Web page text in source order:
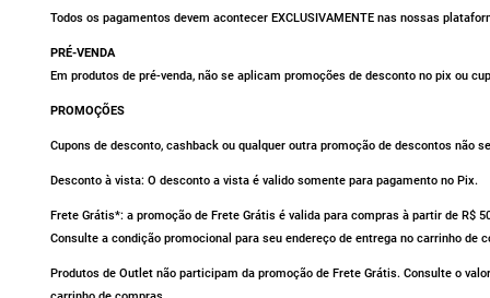
Todos os pagamentos devem acontecer EXCLUSIVAMENTE nas nossas
PRÉ-VENDA
Em produtos de pré-venda, não se aplicam promoções de desconto no pix ou
PROMOÇÕES
Cupons de desconto, cashback ou qualquer outra promoção de descontos não
Desconto à vista: O desconto a vista é valido somente para pagamento no Pix.
Frete Grátis*: a promoção de Frete Grátis é valida para compras à partir de R$
Consulte a condição promocional para seu endereço de entrega no carrinho de
Produtos de Outlet não participam da promoção de Frete Grátis. Consulte o